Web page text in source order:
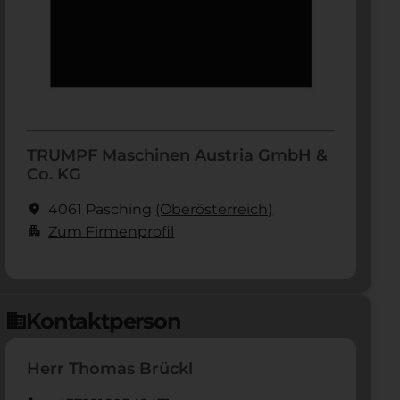
TRUMPF Maschinen Austria GmbH &
Co. KG
location_on 4061 Pasching (Ober­österreich)
apartment Zum Firmenprofil
domainKontaktperson
Herr Thomas Brückl